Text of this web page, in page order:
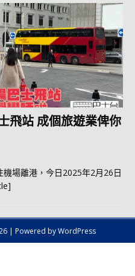
飛站 成個旅遊業俾你
場離港，今日2025年2月26日
| Powered by WordPress